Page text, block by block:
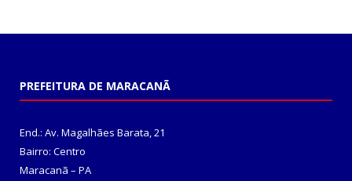
PREFEITURA DE MARACANÃ
End.: Av. Magalhães Barata, 21
Bairro: Centro
Maracanã – PA